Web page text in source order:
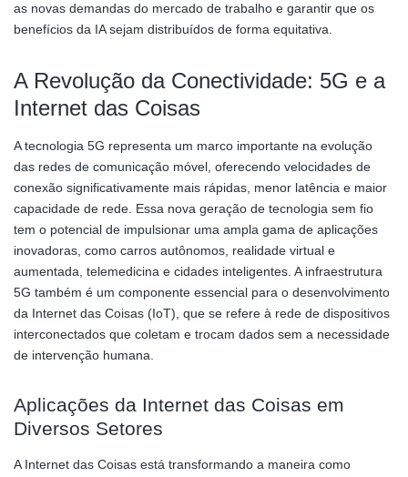
as novas demandas do mercado de trabalho e garantir que os
benefícios da IA sejam distribuídos de forma equitativa.
A Revolução da Conectividade: 5G e a
Internet das Coisas
A tecnologia 5G representa um marco importante na evolução
das redes de comunicação móvel, oferecendo velocidades de
conexão significativamente mais rápidas, menor latência e maior
capacidade de rede. Essa nova geração de tecnologia sem fio
tem o potencial de impulsionar uma ampla gama de aplicações
inovadoras, como carros autônomos, realidade virtual e
aumentada, telemedicina e cidades inteligentes. A infraestrutura
5G também é um componente essencial para o desenvolvimento
da Internet das Coisas (IoT), que se refere à rede de dispositivos
interconectados que coletam e trocam dados sem a necessidade
de intervenção humana.
Aplicações da Internet das Coisas em
Diversos Setores
A Internet das Coisas está transformando a maneira como